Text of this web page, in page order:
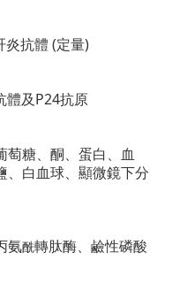
炎抗體 (定量)
體及P24抗原
萄糖、酮、蛋白、血
、白血球、顯微鏡下分
氨酰轉肽酶、鹼性磷酸